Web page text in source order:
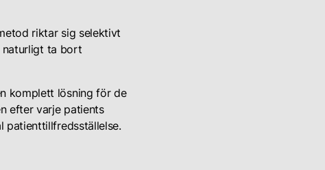
riktar sig selektivt
naturligt ta bort
komplett lösning för de
efter varje patients
patienttillfredsställelse.